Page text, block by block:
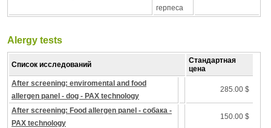
герпеса
Alergy tests
Список исследований
Стандартная
цена
After screening: enviromental and food
allergen panel - dog - PAX technology
285.00 $
After screening: Food allergen panel - собака -
PAX technology
150.00 $